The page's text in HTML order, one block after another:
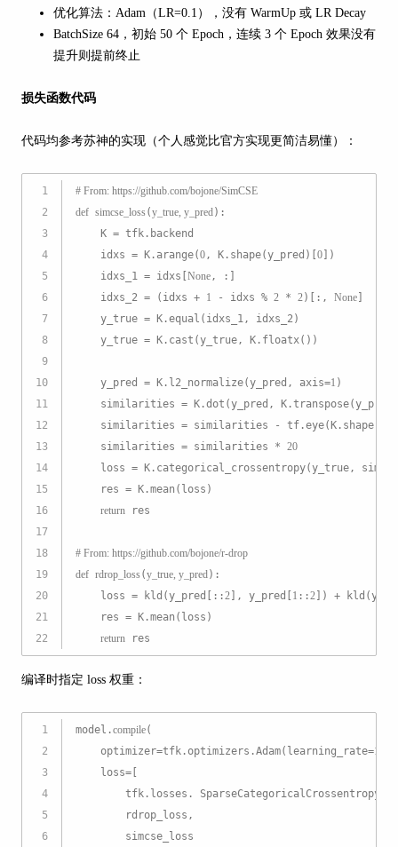
优化算法：Adam（LR=0.1），没有 WarmUp 或 LR Decay
BatchSize 64，初始 50 个 Epoch，连续 3 个 Epoch 效果没有
提升则提前终止
损失函数代码
代码均参考苏神的实现（个人感觉比官方实现更简洁易懂）：
1
2
3
4
5
6
7
8
9
10
11
12
13
14
15
16
17
18
19
20
21
22
# From: https://github.com/bojone/SimCSE
def simcse_loss(y_true, y_pred):
    K = tfk.backend
    idxs = K.arange(
0, K.shape(y_pred)[ 0 ])
    idxs_1 = idxs[
None, :]
    idxs_2 = (idxs +
1 - idxs % 2 * 2)[:, None
    y_true = K.equal(idxs_1, idxs_2)
    y_true = K.cast(y_true, K.floatx())
    y_pred = K.l2_normalize(y_pred, axis=
1 )
similarities = K.dot(y_pred,
similarities = similarities -
    similarities = similarities *
20
loss = K.categorical_crossentropy(y_true,
    res = K.mean(loss)
return res
# From: https://github.com/bojone/r-drop
def rdrop_loss(y_true, y_pred):
    loss = kld(y_pred[::
2 ], y_pred[ 1 ::2 ]) +
    res = K.mean(loss)
return res
编译时指定 loss 权重：
1
2
3
4
5
6
model.compile(
    optimizer=tfk.optimizers.Adam(learning_rate=
1e-3
    loss=[
tfk.losses.
        rdrop_loss,
        simcse_loss